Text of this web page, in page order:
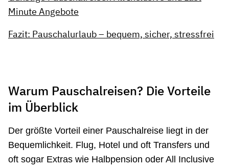
Minute Angebote
Fazit: Pauschalurlaub – bequem, sicher, stressfrei
Warum Pauschalreisen? Die Vorteile
im Überblick
Der größte Vorteil einer Pauschalreise liegt in der
Bequemlichkeit. Flug, Hotel und oft Transfers und
oft sogar Extras wie Halbpension oder All Inclusive